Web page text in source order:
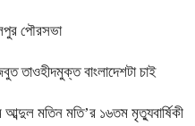
পৌরসভা
তাওহীদমুক্ত বাংলাদেশটা চাই
মতিন মতি’র ১৬তম মৃত্যুবার্ষিকী